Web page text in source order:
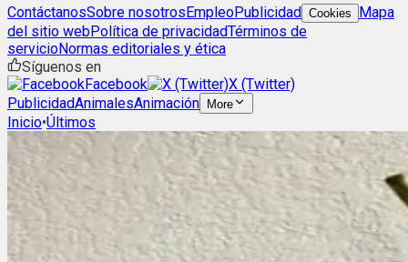
ContáctanosSobre nosotrosEmpleoPublicidad Cookies
Mapa
del sitio webPolítica de privacidadTérminos de
servicioNormas editoriales y ética
Síguenos en
Facebook
X (Twitter)
PublicidadAnimalesAnimación More
Inicio•Últimos